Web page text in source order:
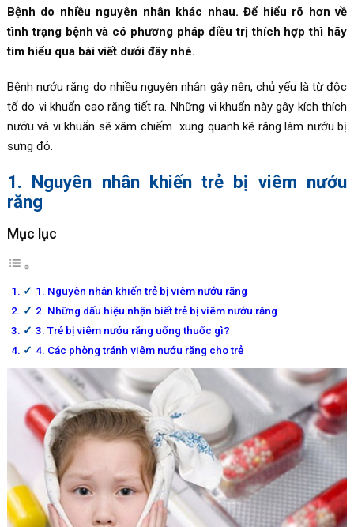
Bệnh do nhiều nguyên nhân khác nhau. Để hiểu rõ hơn về
tình trạng bệnh và có phương pháp điều trị thích hợp thì hãy
tìm hiểu qua bài viết dưới đây nhé.
Bệnh nướu răng do nhiều nguyên nhân gây nên, chủ yếu là từ độc
tố do vi khuẩn cao răng tiết ra. Những vi khuẩn này gây kích thích
nướu và vi khuẩn sẽ xâm chiếm xung quanh kẽ răng làm nướu bị
sưng đỏ.
1. Nguyên nhân khiến trẻ bị viêm nướu
răng
Mục lục
1. Nguyên nhân khiến trẻ bị viêm nướu răng
2. Những dấu hiệu nhận biết trẻ bị viêm nướu răng
3. Trẻ bị viêm nướu răng uống thuốc gì?
4. Các phòng tránh viêm nướu răng cho trẻ